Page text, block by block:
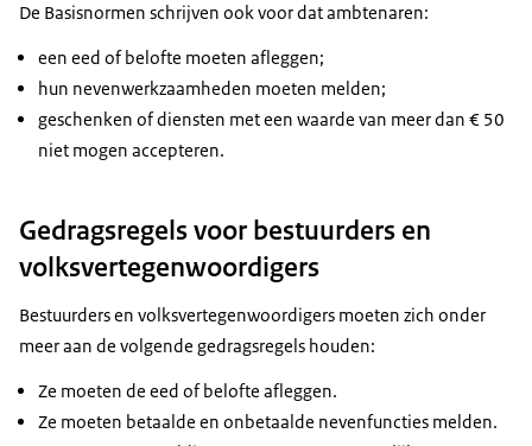
De Basisnormen schrijven ook voor dat ambtenaren:
een eed of belofte moeten afleggen;
hun nevenwerkzaamheden moeten melden;
geschenken of diensten met een waarde van meer dan € 50
niet mogen accepteren.
Gedragsregels voor bestuurders en
volksvertegenwoordigers
Bestuurders en volksvertegenwoordigers moeten zich onder
meer aan de volgende gedragsregels houden:
Ze moeten de eed of belofte afleggen.
Ze moeten betaalde en onbetaalde nevenfuncties melden.